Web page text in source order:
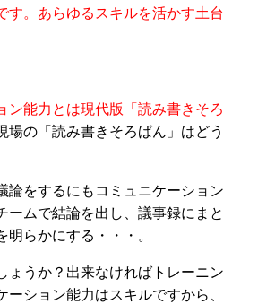
す。あらゆるスキルを活かす土台
ン能力とは現代版「読み書きそろ
場の「読み書きそろばん」はどう
論をするにもコミュニケーション
ームで結論を出し、議事録にまと
明らかにする・・・。
ょうか？出来なければトレーニン
ーション能力はスキルですから、